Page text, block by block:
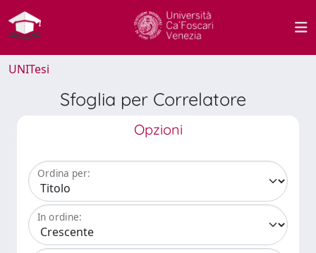
UNITesi
Sfoglia per Correlatore
Opzioni
Ordina per:
In ordine: